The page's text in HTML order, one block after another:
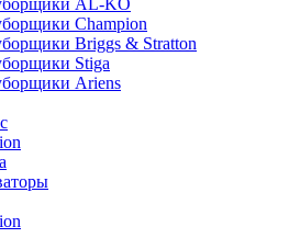
AL-KO
Champion
Briggs & Stratton
Stiga
Ariens